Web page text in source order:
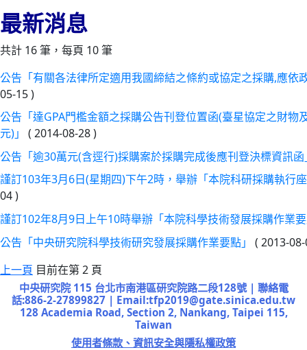
最新消息
共計 16 筆，每頁 10 筆
公告「有關各法律所定適用我國締結之條約或協定之採購,應依
05-15)
公告「達GPA門檻金額之採購公告刊登位置函(臺星協定之財物
元)」
( 2014-08-28)
公告「逾30萬元(含逕行)採購案於採購完成後應刊登決標資訊函
謹訂103年3月6日(星期四)下午2時，舉辦「本院科研採購執行
04)
謹訂102年8月9日上午10時舉辦「本院科學技術發展採購作業
公告「中央研究院科學技術研究發展採購作業要點」
( 2013-
上一頁 目前在第 2 頁
中央研究院 115 台北市南港區研究院路二段128號 | 聯絡電
話:886-2-27899827 | Email:tfp2019@gate.sinica.edu.tw
128 Academia Road, Section 2, Nankang, Taipei 115,
Taiwan
使用者條款、資訊安全與隱私權政策